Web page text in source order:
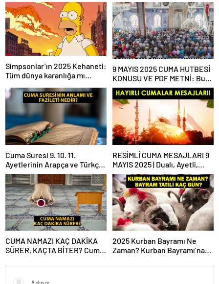
Simpsonlar’ın 2025 Kehaneti:
Tüm dünya karanlığa mı
9 MAYIS 2025 CUMA HUTBESİ
KONUSU VE PDF METNİ: Bu
haftaki Cuma hutbesi konusu
ne?
Cuma Suresi 9. 10. 11.
Ayetlerinin Arapça ve Türkçe
Okunuşu ile Meali: Cuma
Suresinin Anlamı ve Fazileti
Nedir?
RESİMLİ CUMA MESAJLARI 9
MAYIS 2025 | Dualı, Ayetli,
Hadisli, Yazılı, En Yeni Cuma
Mesajları ve Sözleri!
CUMA NAMAZI KAÇ DAKİKA
SÜRER, KAÇTA BİTER? Cuma
Namazı Süresi Diyanet!
2025 Kurban Bayramı Ne
Zaman? Kurban Bayramı’na
Kaç Gün? 2025 Dini Günler